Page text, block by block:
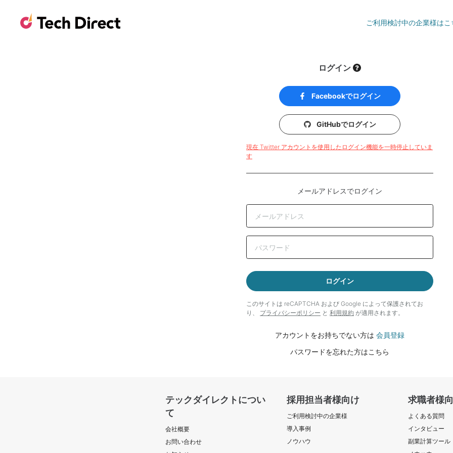
ご利用検討中の企業様はこ
ログイン
Facebookでログイン
GitHubでログイン
現在 Twitter アカウントを使用したログイン機能を一時停止していま
す
メールアドレスでログイン
ログイン
このサイトは reCAPTCHA および Google によって保護されてお
り、 プライバシーポリシー と 利用規約 が適用されます。
アカウントをお持ちでない方は 会員登録
パスワードを忘れた方はこちら
テックダイレクトについ
て
会社概要
お問い合わせ
採用担当者様向け
ご利用検討中の企業様
導入事例
ノウハウ
求職者様
よくある質問
インタビュー
副業計算ツール